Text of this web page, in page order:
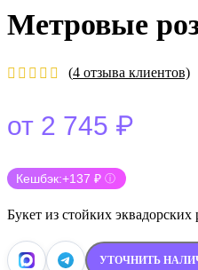
Метровые
(4 отзыва клиентов)
от 2 745 ₽
Кешбэк:+137 ₽ ⓘ
Букет из стойких
УТОЧНИТЬ